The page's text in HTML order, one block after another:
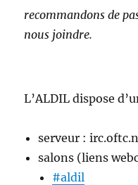
recommandons de
nous joindre.
L’ALDIL dispose
serveur :
salons (liens
#aldil